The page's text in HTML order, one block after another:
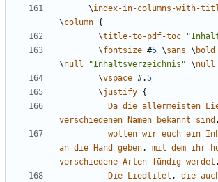
\index-in-columns-with-
\column {
\title-to-pdf-toc
\fontsize #5 \sans \ bold
\null "Inhaltsverzeichnis" \null
\vspace #.5
\justify {
Da die allermeisten
verschiedenen Namen bekannt sind ,
wollen wir euch ein
an die Hand geben , mit dem ihr
verschiedene Arten fündig werdet .
Die Liedtitel , die